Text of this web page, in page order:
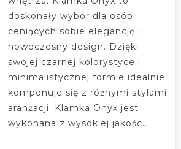
doskonały wybór dla osób
ceniących sobie elegancję i
nowoczesny design. Dzięki
swojej czarnej kolorystyce i
minimalistycznej formie idealnie
komponuje się z różnymi stylami
aranżacji. Klamka Onyx jest
wykonana z wysokiej jakośc...